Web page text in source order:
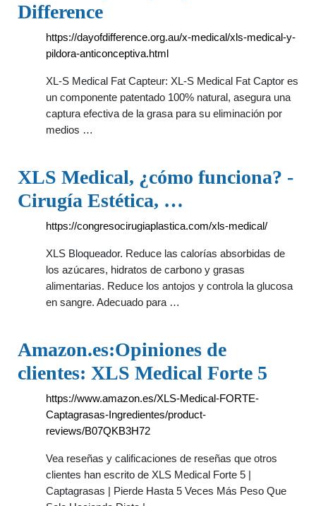
Difference
https://dayofdifference.org.au/x-medical/xls-medical-y-
pildora-anticonceptiva.html
XL-S Medical Fat Capteur: XL-S Medical Fat Captor es
un componente patentado 100% natural, asegura una
captura efectiva de la grasa para su eliminación por
medios …
XLS Medical, ¿cómo funciona? -
Cirugía Estética, …
https://congresocirugiaplastica.com/xls-medical/
XLS Bloqueador. Reduce las calorías absorbidas de
los azúcares, hidratos de carbono y grasas
alimentarias. Reduce los antojos y controla la glucosa
en sangre. Adecuado para …
Amazon.es:Opiniones de
clientes: XLS Medical Forte 5
https://www.amazon.es/XLS-Medical-FORTE-
Captagrasas-Ingredientes/product-
reviews/B07QKB3H72
Vea reseñas y calificaciones de reseñas que otros
clientes han escrito de XLS Medical Forte 5 |
Captagrasas | Pierde Hasta 5 Veces Más Peso Que